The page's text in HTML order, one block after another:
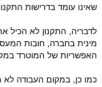
שאינו עומד בדרישות
לדבריה, התקנון לא
מינית בחברה, חובות
האפשריות של המוטרד
כמו כן, במקום העבודה